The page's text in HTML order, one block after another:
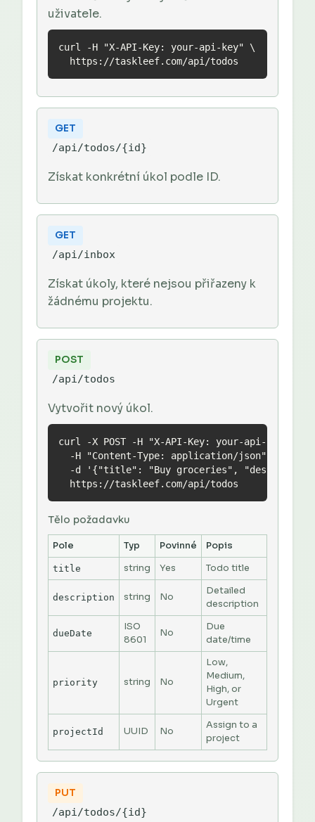
uživatele.
curl -H "X-API-Key: your-api-key" \
  https://taskleef.com/api/todos
GET
/api/todos/{id}
Získat konkrétní úkol podle ID.
GET
/api/inbox
Získat úkoly, které nejsou přiřazeny k
žádnému projektu.
POST
/api/todos
Vytvořit nový úkol.
curl -X POST -H "X-API-Key: your-api-key" \
  -H "Content-Type: application/json" \
-d '{"title": "Buy groceries",
  https://taskleef.com/api/todos
Tělo požadavku
Pole Typ Povinné Popis
title string Yes Todo title
description string No
Detailed
description
dueDate
ISO
8601
No
Due
date/time
priority string No
Low,
Medium,
High, or
Urgent
projectId UUID No
Assign to a
project
PUT
/api/todos/{id}